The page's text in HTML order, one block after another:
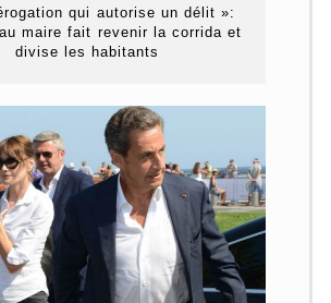
qui autorise un délit »:
maire fait revenir la corrida et
divise les habitants